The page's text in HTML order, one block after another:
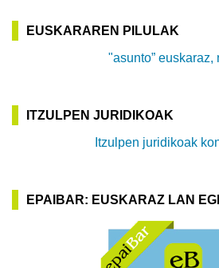
EUSKARAREN PILULAK
"asunto” euskaraz,
ITZULPEN JURIDIKOAK
Itzulpen juridikoak
EPAIBAR: EUSKARAZ LAN